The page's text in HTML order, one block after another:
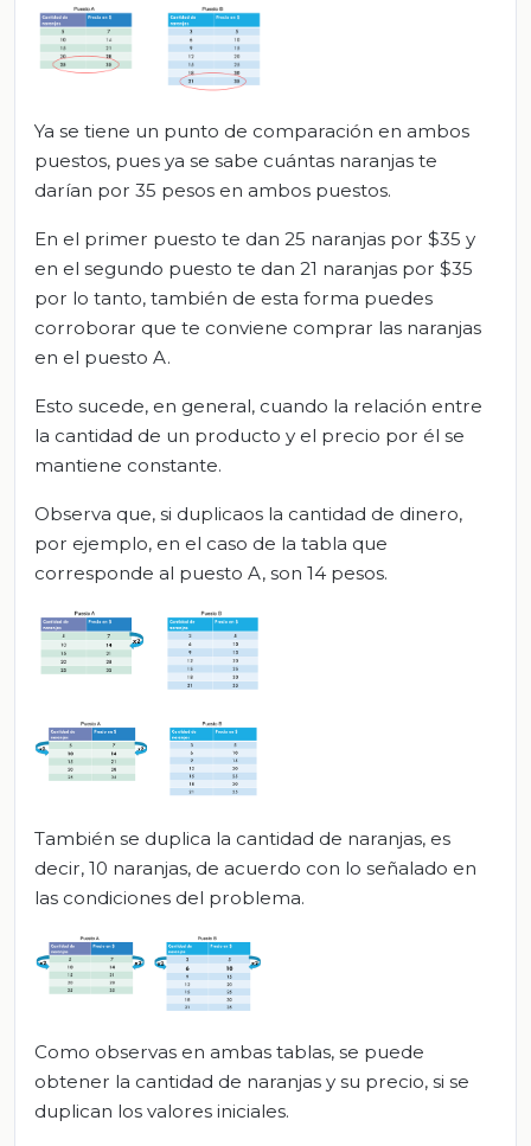
Ya se tiene un punto de comparación en ambos
puestos, pues ya se sabe cuántas naranjas te
darían por 35 pesos en ambos puestos.
En el primer puesto te dan 25 naranjas por $35 y
en el segundo puesto te dan 21 naranjas por $35
por lo tanto, también de esta forma puedes
corroborar que te conviene comprar las naranjas
en el puesto A.
Esto sucede, en general, cuando la relación entre
la cantidad de un producto y el precio por él se
mantiene constante.
Observa que, si duplicaos la cantidad de dinero,
por ejemplo, en el caso de la tabla que
corresponde al puesto A, son 14 pesos.
También se duplica la cantidad de naranjas, es
decir, 10 naranjas, de acuerdo con lo señalado en
las condiciones del problema.
Como observas en ambas tablas, se puede
obtener la cantidad de naranjas y su precio, si se
duplican los valores iniciales.